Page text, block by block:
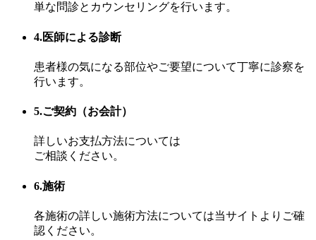
単な問診とカウンセリングを行います。
4.医師による診断
患者様の気になる部位やご要望について丁寧に診察を
行います。
5.ご契約（お会計）
詳しいお支払方法については
ご相談ください。
6.施術
各施術の詳しい施術方法については当サイトよりご確
認ください。